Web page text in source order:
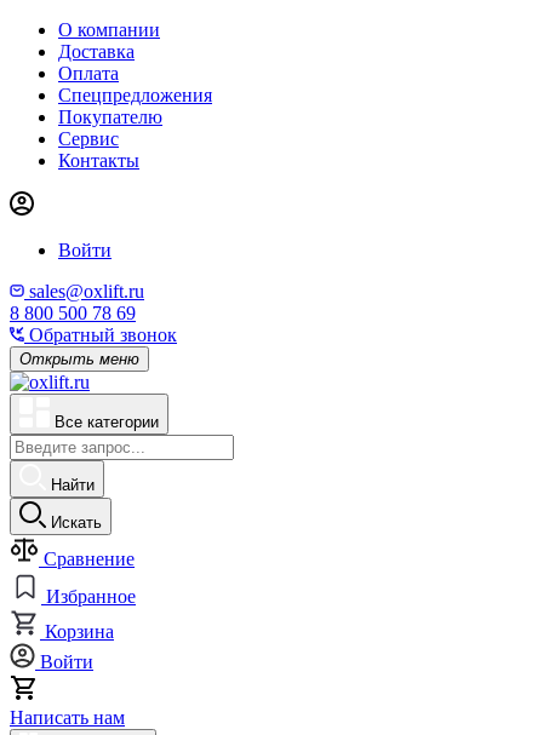
О компании
Доставка
Оплата
Спецпредложения
Покупателю
Сервис
Контакты
Войти
sales@oxlift.ru
8 800 500 78 69
Обратный звонок
Открыть меню
Все категории
Найти
Искать
Сравнение
Избранное
Корзина
Войти
Написать нам